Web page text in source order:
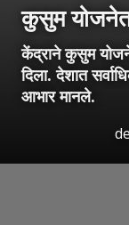
कुसुम योजनेत
केंद्राने कुसुम
दिला. देशात
आभार मानले.